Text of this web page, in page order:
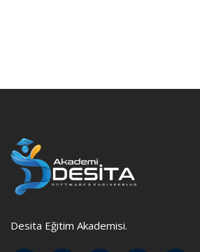
Desita Eğitim Akademisi.